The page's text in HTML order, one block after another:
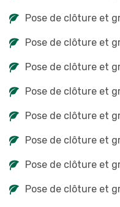
Pose de clôture et
Pose de clôture et
Pose de clôture et
Pose de clôture et
Pose de clôture et
Pose de clôture et
Pose de clôture et
Pose de clôture et